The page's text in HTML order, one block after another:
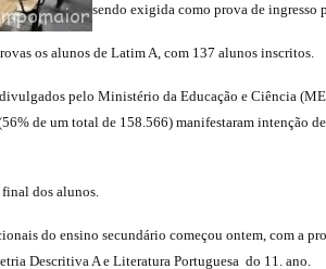
sendo exigida como prova de ingresso
os alunos de Latim A, com 137 alunos inscritos.
pelo Ministério da Educação e Ciência
de um total de 158.566) manifestaram intenção
final dos alunos.
do ensino secundário começou ontem, com a
Descritiva A e Literatura Portuguesa do 11. ano.